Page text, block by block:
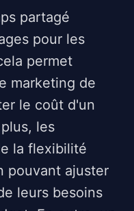
partagé
pour les
permet
marketing de
le coût d'un
les
la flexibilité
pouvant ajuster
leurs besoins